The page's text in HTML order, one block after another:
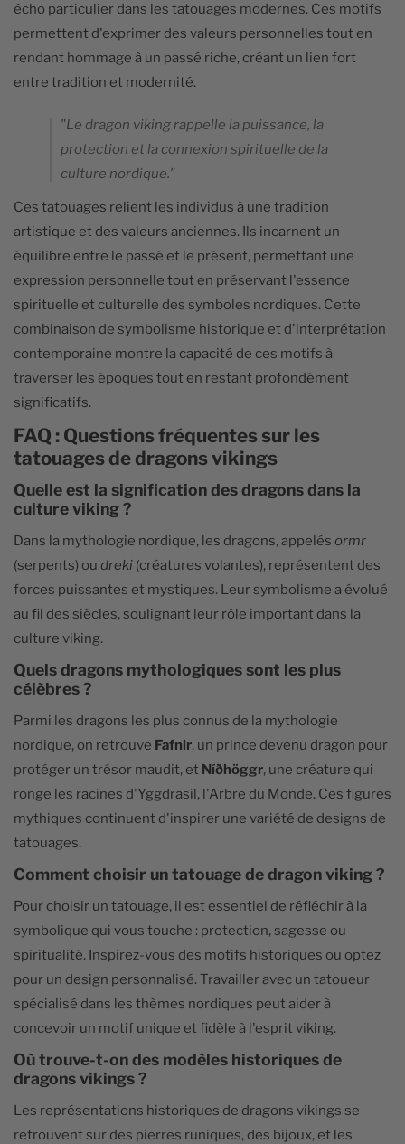
écho particulier dans les tatouages modernes. Ces motifs
permettent d'exprimer des valeurs personnelles tout en
rendant hommage à un passé riche, créant un lien fort
entre tradition et modernité.
"Le dragon viking rappelle la puissance, la
protection et la connexion spirituelle de la
culture nordique."
Ces tatouages relient les individus à une tradition
artistique et des valeurs anciennes. Ils incarnent un
équilibre entre le passé et le présent, permettant une
expression personnelle tout en préservant l'essence
spirituelle et culturelle des symboles nordiques. Cette
combinaison de symbolisme historique et d'interprétation
contemporaine montre la capacité de ces motifs à
traverser les époques tout en restant profondément
significatifs.
FAQ : Questions fréquentes sur les
tatouages de dragons vikings
Quelle est la signification des dragons dans la
culture viking ?
Dans la mythologie nordique, les dragons, appelés ormr
(serpents) ou dreki (créatures volantes), représentent des
forces puissantes et mystiques. Leur symbolisme a évolué
au fil des siècles, soulignant leur rôle important dans la
culture viking.
Quels dragons mythologiques sont les plus
célèbres ?
Parmi les dragons les plus connus de la mythologie
nordique, on retrouve Fafnir, un prince devenu dragon pour
protéger un trésor maudit, et Níðhöggr, une créature qui
ronge les racines d'Yggdrasil, l'Arbre du Monde. Ces figures
mythiques continuent d'inspirer une variété de designs de
tatouages.
Comment choisir un tatouage de dragon viking ?
Pour choisir un tatouage, il est essentiel de réfléchir à la
symbolique qui vous touche : protection, sagesse ou
spiritualité. Inspirez-vous des motifs historiques ou optez
pour un design personnalisé. Travailler avec un tatoueur
spécialisé dans les thèmes nordiques peut aider à
concevoir un motif unique et fidèle à l'esprit viking.
Où trouve-t-on des modèles historiques de
dragons vikings ?
Les représentations historiques de dragons vikings se
retrouvent sur des pierres runiques, des bijoux, et les